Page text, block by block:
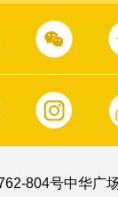
804号中华广